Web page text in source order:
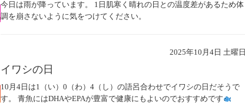
今日は雨が降っています。 1日肌寒く晴れの日との温度差があるため体
調を崩さないように気をつけてください。
2025年10月4日 土曜日
イワシの日
10月4日は1（い）0（わ）4（し）の語呂合わせでイワシの日だそうで
す。 青魚にはDHAやEPAが豊富で健康にもよいのでおすすめです